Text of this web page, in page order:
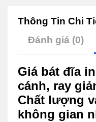
Thông Tin Chi
Đánh giá (0)
Giá bát đĩa
cánh, ray
Chất lượng
không gian